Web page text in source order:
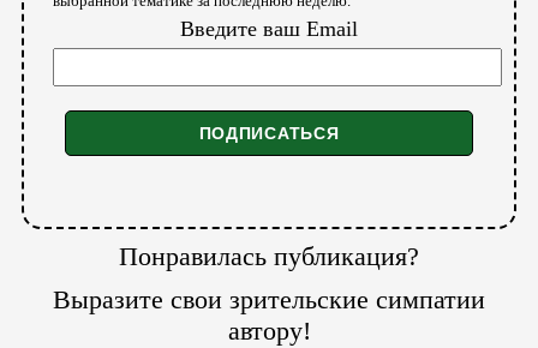
Введите ваш Email
Понравилась публикация?
Выразите свои зрительские симпатии
автору!